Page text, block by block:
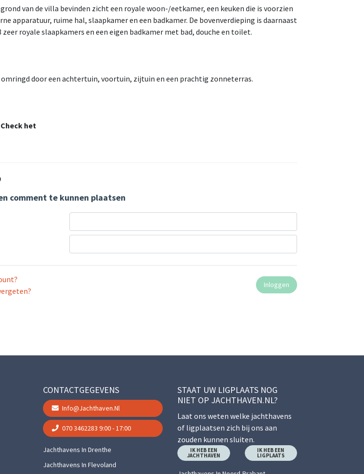
van de villa bevinden zicht een royale woon-/eetkamer, een keuken die is voorzien
apparatuur, ruime hal, slaapkamer en een badkamer. De bovenverdieping is daarnaast
zeer royale slaapkamers en een eigen badkamer met bad, douche en toilet.
door een achtertuin, voortuin, zijtuin en een prachtig zonneterras.
het
comment te kunnen plaatsen
CONTACTGEGEVENS
Info@jachthaven.nl
070 3462283 9:00 - 17:00
Jachthavens In Drenthe
Jachthavens In Flevoland
STAAT UW LIGPLAATS NOG
NIET OP JACHTHAVEN.NL?
Laat ons weten welke jachthavens
of ligplaatsen zich bij ons aan
zouden kunnen sluiten.
IK HEB EEN
JACHTHAVEN
IK HEB EEN
LIGPLAATS